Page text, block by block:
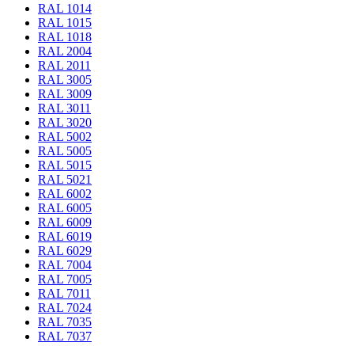
RAL 1014
RAL 1015
RAL 1018
RAL 2004
RAL 2011
RAL 3005
RAL 3009
RAL 3011
RAL 3020
RAL 5002
RAL 5005
RAL 5015
RAL 5021
RAL 6002
RAL 6005
RAL 6009
RAL 6019
RAL 6029
RAL 7004
RAL 7005
RAL 7011
RAL 7024
RAL 7035
RAL 7037